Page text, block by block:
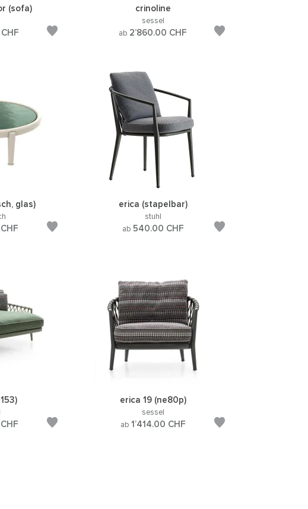
(sofa)
CHF
crinoline
sessel
ab 2’860.00 CHF
glas)
CHF
erica (stapelbar)
stuhl
ab 540.00 CHF
CHF
erica 19 (ne80p)
sessel
ab 1’414.00 CHF